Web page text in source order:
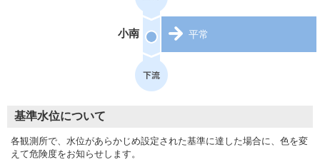
小南 平常
基準水位について
各観測所で、水位があらかじめ設定された基準に達した場合に、色を変
えて危険度をお知らせします。